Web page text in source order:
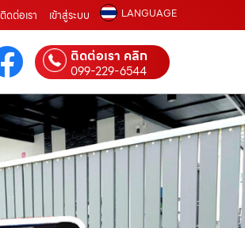
ติดต่อเรา เข้าสู่ระบบ LANGUAGE
ติดต่อเรา คลิก
099-229-6544